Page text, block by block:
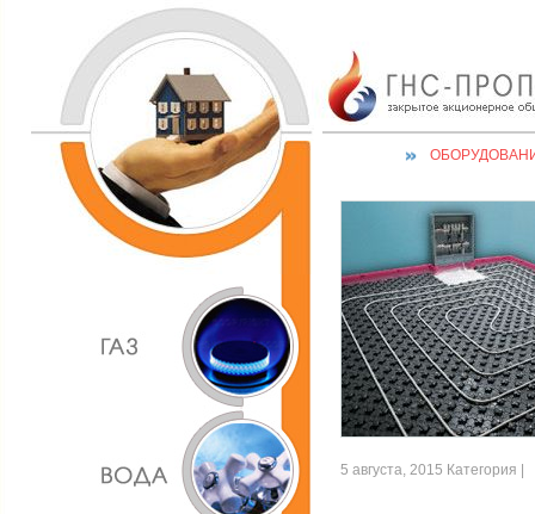
5 августа, 2015 Категория |